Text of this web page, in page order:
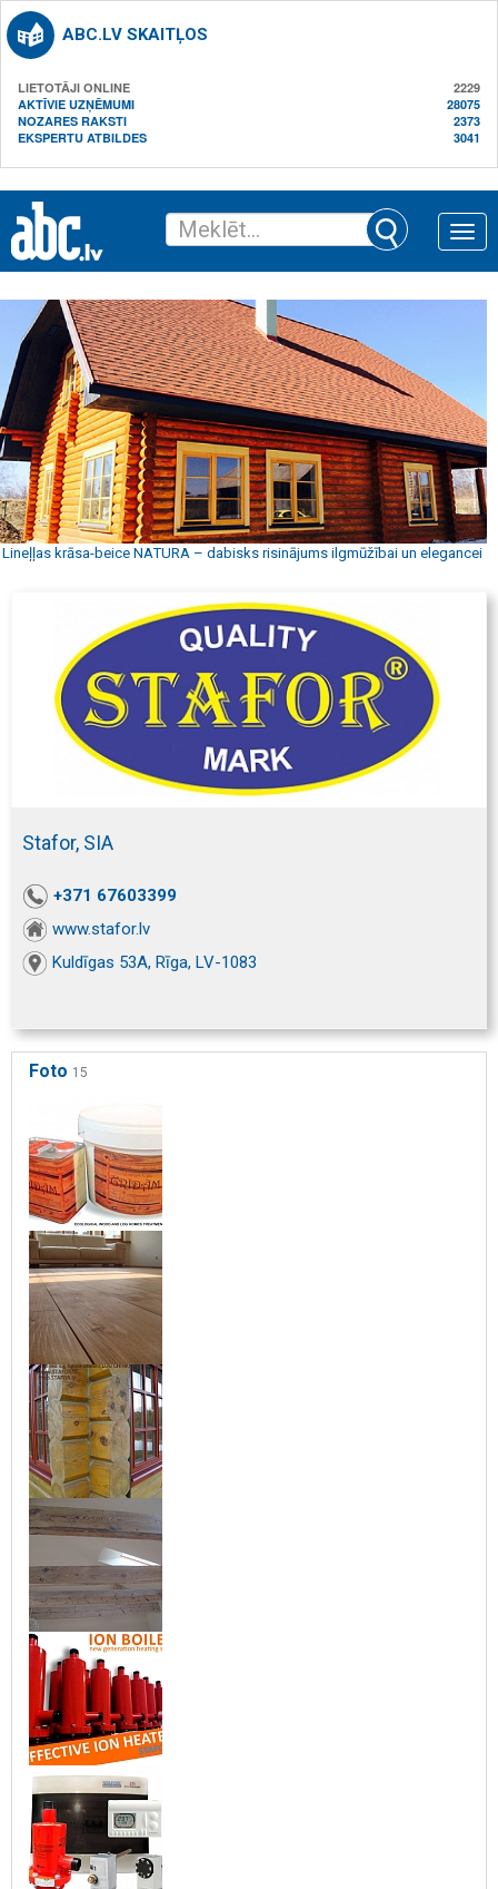
ABC.LV SKAITĻOS
LIETOTĀJI ONLINE
2229
AKTĪVIE UZŅĒMUMI
28075
NOZARES RAKSTI
2373
EKSPERTU ATBILDES
3041
Toggle
Lineļļas krāsa-beice NATURA – dabisks risinājums ilgmūžībai un elegancei
Stafor, SIA
+371 67603399
www.stafor.lv
Kuldīgas 53A, Rīga, LV-1083
Foto 15